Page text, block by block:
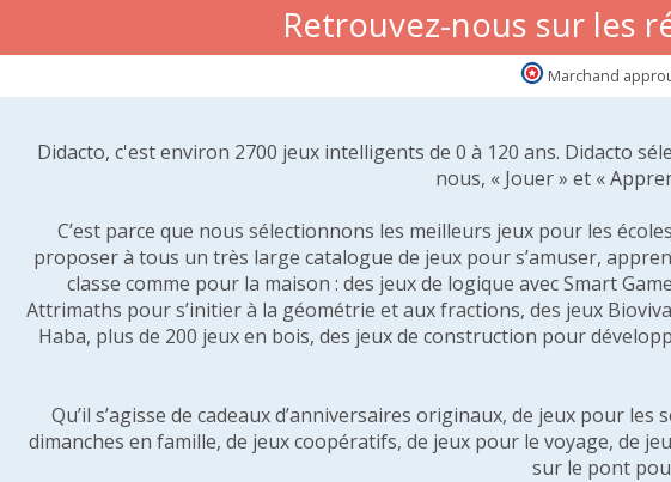
Retrouvez-nous sur les
Marchand
Didacto, c'est environ 2700 jeux intelligents de 0 à 120 ans. Didacto
nous, « Jouer » et «
C’est parce que nous sélectionnons les meilleurs jeux pour les
proposer à tous un très large catalogue de jeux pour s’amuser,
classe comme pour la maison : des jeux de logique avec Smart
Attrimaths pour s’initier à la géométrie et aux fractions, des jeux
Haba, plus de 200 jeux en bois, des jeux de construction pour
Qu’il s’agisse de cadeaux d’anniversaires originaux, de jeux pour
dimanches en famille, de jeux coopératifs, de jeux pour le voyage, de
sur le pont